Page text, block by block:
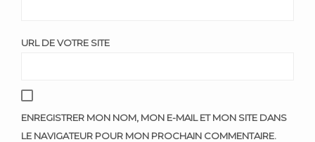
URL DE VOTRE SITE
ENREGISTRER MON NOM, MON E-MAIL ET MON SITE DANS
LE NAVIGATEUR POUR MON PROCHAIN COMMENTAIRE.